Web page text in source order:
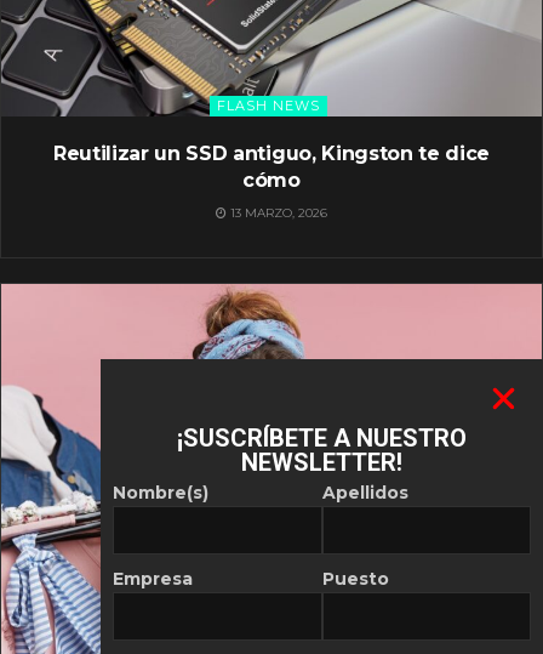
FLASH NEWS
Reutilizar un SSD antiguo, Kingston te dice
cómo
13 MARZO, 2026
¡SUSCRÍBETE A NUESTRO
NEWSLETTER!
Nombre(s)
Empresa
Apellidos
Puesto